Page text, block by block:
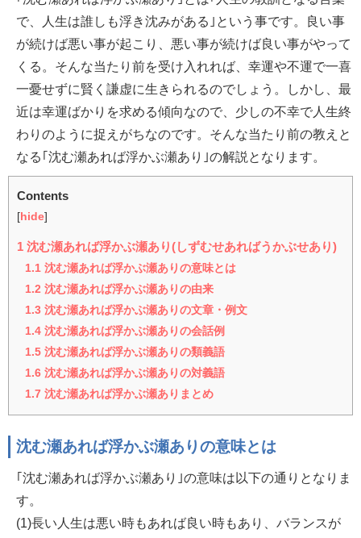
で、人生は誰しも浮き沈みがある｣という事です。良い事
が続けば悪い事が起こり、悪い事が続けば良い事がやって
くる。そんな当たり前を受け入れれば、幸運や不運で一喜
一憂せずに賢く謙虚に生きられるのでしょう。しかし、最
近は幸運ばかりを求める傾向なので、少しの不幸で人生終
わりのように捉えがちなのです。そんな当たり前の教えと
なる｢沈む瀬あれば浮かぶ瀬あり｣の解説となります。
Contents
[ hide]
1 沈む瀬あれば浮かぶ瀬あり(しずむせあればうかぶせあり)
1.1 沈む瀬あれば浮かぶ瀬ありの意味とは
1.2 沈む瀬あれば浮かぶ瀬ありの由来
1.3 沈む瀬あれば浮かぶ瀬ありの文章・例文
1.4 沈む瀬あれば浮かぶ瀬ありの会話例
1.5 沈む瀬あれば浮かぶ瀬ありの類義語
1.6 沈む瀬あれば浮かぶ瀬ありの対義語
1.7 沈む瀬あれば浮かぶ瀬ありまとめ
沈む瀬あれば浮かぶ瀬ありの意味とは
｢沈む瀬あれば浮かぶ瀬あり｣の意味は以下の通りとなりま
す。
(1)長い人生は悪い時もあれば良い時もあり、バランスが